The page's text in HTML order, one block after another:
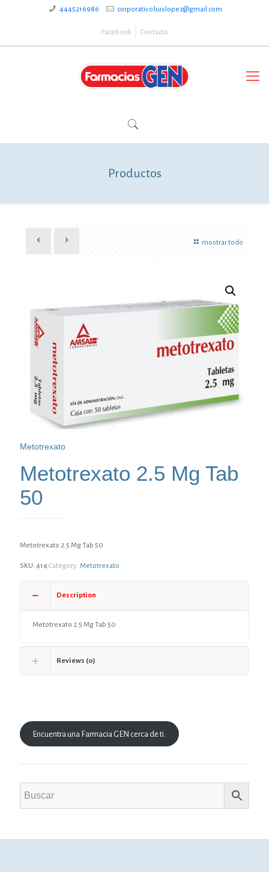
4445216986 corporativo.luislopez@gmail.com
Facebook Contacto
Productos
mostrar todo
Metotrexato
Metotrexato 2.5 Mg Tab
50
Metotrexato 2.5 Mg Tab 50
SKU: 414Category: Metotrexato
Description
Metotrexato 2.5 Mg Tab 50
Reviews (0)
Encuentra una Farmacia GEN cerca de ti.